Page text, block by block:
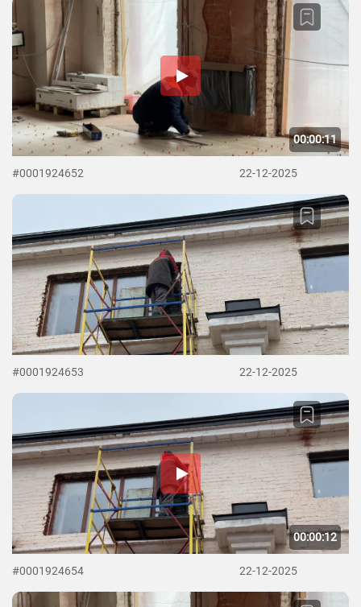
00:00:11
#0001924652 22-12-2025
#0001924653 22-12-2025
00:00:12
#0001924654 22-12-2025